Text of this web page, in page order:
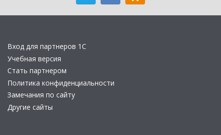
Вход для партнеров 1С
Учебная версия
Стать партнером
Политика конфиденциальности
Замечания по сайту
Другие сайты